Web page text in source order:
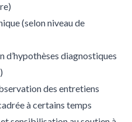
(selon niveau de
d’hypothèses diagnostiques
des entretiens
à certains temps